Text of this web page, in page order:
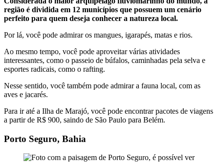
região é dividida em 12 municípios que possuem um cenário
perfeito para quem deseja conhecer a natureza local.
Por lá, você pode admirar os mangues, igarapés, matas e rios.
Ao mesmo tempo, você pode aproveitar várias atividades
interessantes, como o passeio de búfalos, caminhadas pela selva e
esportes radicais, como o rafting.
Nesse sentido, você também pode admirar a fauna local, com as
aves e jacarés.
Para ir até a Ilha de Marajó, você pode encontrar pacotes de viagens
a partir de R$ 900, saindo de São Paulo para Belém.
Porto Seguro, Bahia